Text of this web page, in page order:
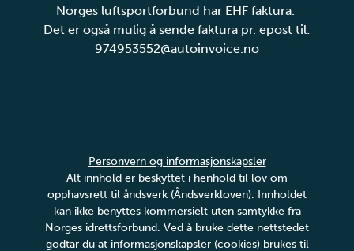
Norges luftsportforbund har EHF faktura.
Det er også mulig å sende faktura pr. epost til:
974953552@autoinvoice.no
Personvern og informasjonskapsler
Alt innhold er beskyttet i henhold til lov om
opphavsrett til åndsverk (Åndsverkloven). Innholdet
kan ikke benyttes kommersielt uten samtykke fra
Norges idrettsforbund. Ved å bruke dette nettstedet
godtar du at informasjonskapsler (cookies) brukes til